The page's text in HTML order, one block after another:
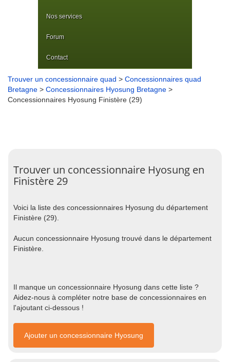
Nos services
Forum
Contact
Trouver un concessionnaire quad > Concessionnaires quad
Bretagne > Concessionnaires Hyosung Bretagne >
Concessionnaires Hyosung Finistère (29)
Trouver un concessionnaire Hyosung en
Finistère 29
Voici la liste des concessionnaires Hyosung du département
Finistère (29).
Aucun concessionnaire Hyosung trouvé dans le département
Finistère.
Il manque un concessionnaire Hyosung dans cette liste ?
Aidez-nous à compléter notre base de concessionnaires en
l'ajoutant ci-dessous !
Ajouter un concessionnaire Hyosung